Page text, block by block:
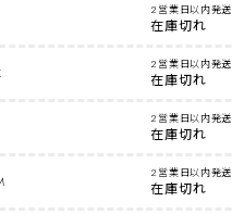
2営業日以内発送
在庫切れ
2営業日以内発送
在庫切れ
2営業日以内発送
在庫切れ
2営業日以内発送
在庫切れ